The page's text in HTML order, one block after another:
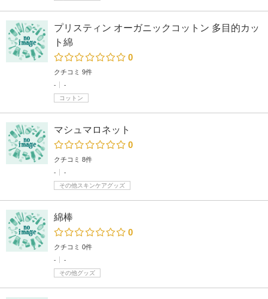
プリスティン オーガニックコットン 多目的カッ
ト綿
0
クチコミ 9件
-
-
コットン
マシュマロネット
0
クチコミ 8件
-
-
その他スキンケアグッズ
綿棒
0
クチコミ 0件
-
-
その他グッズ